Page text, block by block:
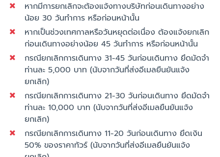
หากมีการยกเลิกจะต้องแจ้งทางบริษัทก่อนเดินทางอย่าง
น้อย 30 วันทำการ หรือก่อนหน้านั้น
หากเป็นช่วงเทศกาลหรือวันหยุดต่อเนื่อง ต้องแจ้งยกเลิก
ก่อนเดินทางอย่างน้อย 45 วันทำการ หรือก่อนหน้านั้น
กรณียกเลิกการเดินทาง 31-45 วันก่อนเดินทาง ยึดมัดจำ
ท่านละ 5,000 บาท (นับจากวันที่ส่งอีเมลยืนยันแจ้ง
ยกเลิก)
กรณียกเลิกการเดินทาง 21-30 วันก่อนเดินทาง ยึดมัดจำ
ท่านละ 10,000 บาท (นับจากวันที่ส่งอีเมลยืนยันแจ้ง
ยกเลิก)
กรณียกเลิกการเดินทาง 11-20 วันก่อนเดินทาง ยึดเงิน
50% ของราคาทัวร์ (นับจากวันที่ส่งอีเมลยืนยันแจ้ง